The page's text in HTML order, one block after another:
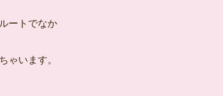
ートでなか
ゃいます。